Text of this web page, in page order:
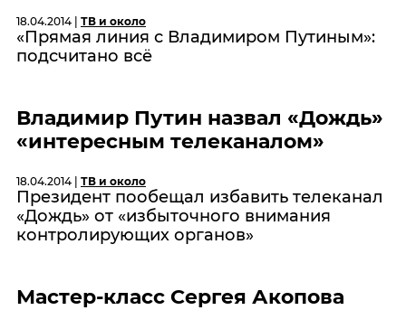
18.04.2014 | ТВ и около
«Прямая линия с Владимиром Путиным»:
подсчитано всё
Владимир Путин назвал «Дождь»
«интересным телеканалом»
18.04.2014 | ТВ и около
Президент пообещал избавить телеканал
«Дождь» от «избыточного внимания
контролирующих органов»
Мастер-класс Сергея Акопова